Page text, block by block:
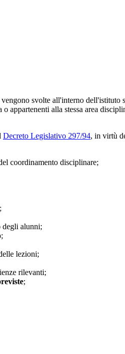
svolte all'interno
appartenenti alla stessa area
Decreto Legislativo 297/94, in virtù
coordinamento disciplinare;
degli alunni;
lezioni;
rilevanti;
;